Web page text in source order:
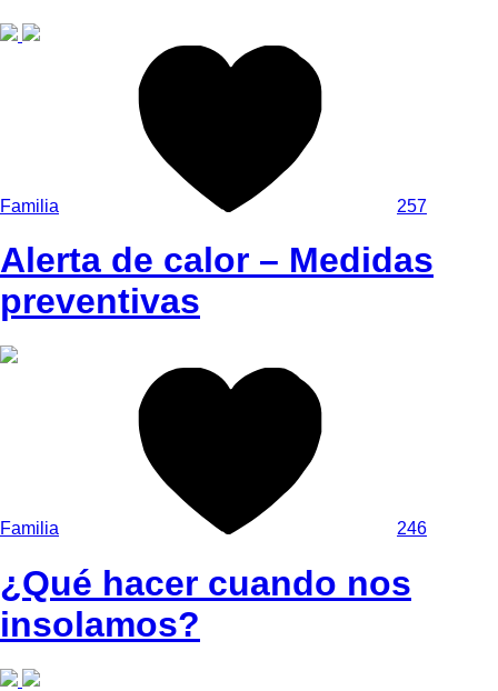
Familia 257
Alerta de calor – Medidas
preventivas
Familia 246
¿Qué hacer cuando nos
insolamos?